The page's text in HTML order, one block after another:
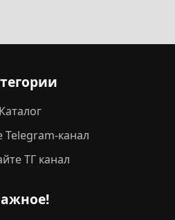
Каталог
Telegram-канал
ТГ канал